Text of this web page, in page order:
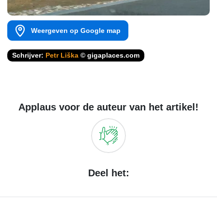
Weergeven op Google map
Schrijver: Petr Liška © gigaplaces.com
Applaus voor de auteur van het artikel!
Deel het: